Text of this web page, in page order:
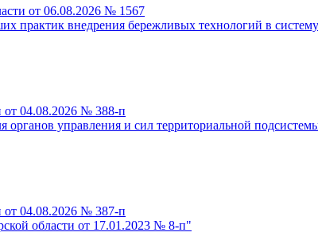
от 06.08.2026 № 1567
практик внедрения бережливых технологий в
от 04.08.2026 № 388-п
управления и сил территориальной
от 04.08.2026 № 387-п
области от 17.01.2023 № 8-п"